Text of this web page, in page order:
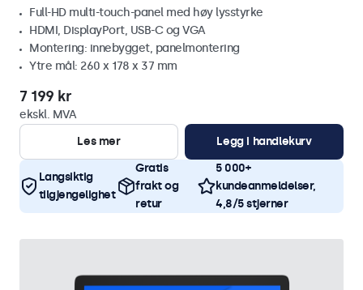
Full-HD multi-touch-panel med høy lysstyrke
HDMI, DisplayPort, USB-C og VGA
Montering: innebygget, panelmontering
Ytre mål: 260 x 178 x 37 mm
7 199 kr
ekskl. MVA
Les mer
Legg i handlekurv
Langsiktig
tilgjengelighet
Gratis
frakt og
retur
5 000+
kundeanmeldelser,
4,8/5 stjerner